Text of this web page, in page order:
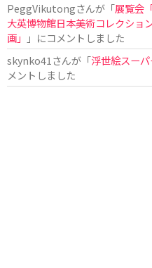
PeggVikutongさんが「展覧会
大英博物館日本美術コレクシ
画」
」にコメントしました
skynko41 さんが「浮世絵スー
メントしました